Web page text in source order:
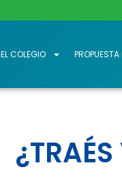
EL COLEGIO